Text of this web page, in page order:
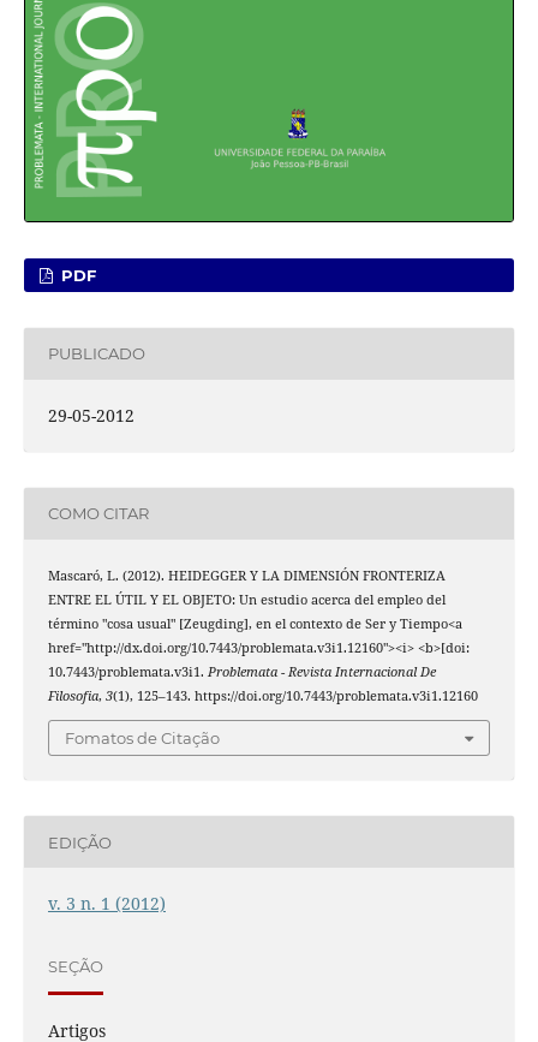
PDF
PUBLICADO
29-05-2012
COMO CITAR
Mascaró, L. (2012). HEIDEGGER Y LA DIMENSIÓN FRONTERIZA
ENTRE EL ÚTIL Y EL OBJETO: Un estudio acerca del empleo del
término "cosa usual" [Zeugding], en el contexto de Ser y Tiempo<a
href="http://dx.doi.org/10.7443/problemata.v3i1.12160"><i> <b>[doi:
10.7443/problemata.v3i1. Problemata - Revista Internacional De
Filosofia, 3(1), 125–143. https://doi.org/10.7443/problemata.v3i1.12160
Fomatos de Citação
EDIÇÃO
v. 3 n. 1 (2012)
SEÇÃO
Artigos